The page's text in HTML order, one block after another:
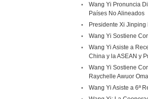
Wang Yi Pronuncia
Países No Alineados
Presidente Xi
Wang Yi Sostiene
Wang Yi Asiste a
China y la ASEAN y
Wang Yi Sostiene
Raychelle Awuor
Wang Yi Asiste a 6ª